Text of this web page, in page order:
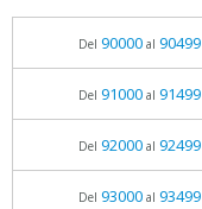
Del 90000al 90499
Del 91000al 91499
Del 92000al 92499
Del 93000al 93499